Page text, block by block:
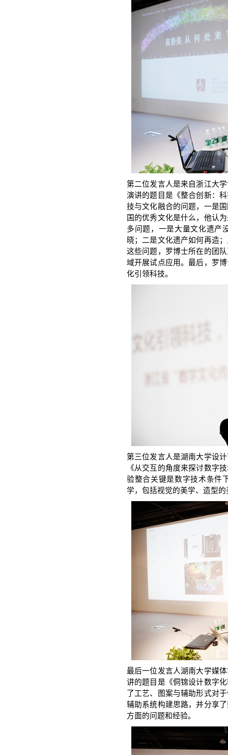
第二位发言人是来自浙江大
演讲的题目是《整合创新：
技与文化融合的问题，一是
国的优秀文化是什么，他认
多问题，一是大量文化遗产
晓；二是文化遗产如何再造
这些问题，罗博士所在的团
域开展试点应用。最后，罗
化引领科技。
第三位发言人是湖南大学设
《从交互的角度来探讨数字
验整合关键是数字技术条件
学，包括视觉的美学、造型
最后一位发言人湖南大学媒
讲的题目是《侗锦设计数字
了工艺、图案与辅助形式对
辅助系统构建思路，并分享
方面的问题和经验。